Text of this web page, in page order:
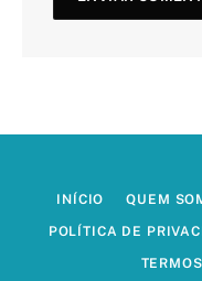
INÍCIO QUEM
POLÍTICA DE